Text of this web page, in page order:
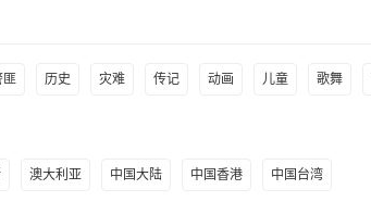
匪 历史 灾难 传记 动画 儿童 歌舞
澳大利亚 中国大陆 中国香港 中国台湾